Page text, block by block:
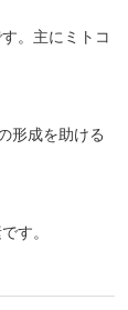
。主にミトコ
形成を助ける
す。